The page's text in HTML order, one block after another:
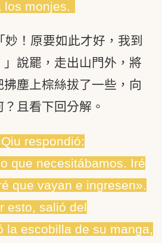
los monjes.
妙！原要如此才好，我到
說罷，走出山門外，將
塵上棕絲拔了一些，向
且看下回分解。
Qiu respondió:
que necesitábamos. Iré
que vayan e ingresen».
esto, salió del
la escobilla de su manga,